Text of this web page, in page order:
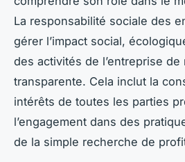
La responsabilité sociale des
gérer l’impact social,
des activités de l’entreprise
transparente. Cela inclut la
intérêts de toutes les parties
l’engagement dans des
de la simple recherche de